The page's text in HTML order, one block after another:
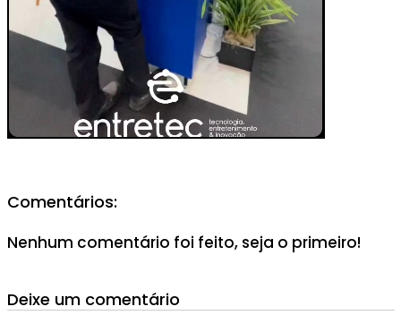
Comentários:
Nenhum comentário foi feito, seja o primeiro!
Deixe um comentário